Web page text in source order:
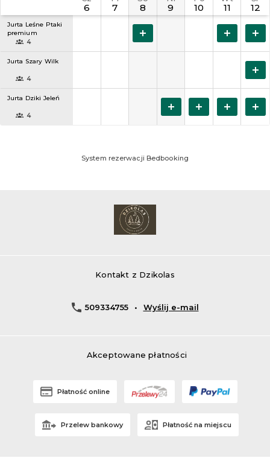
Kontakt z Dzikolas
509334755 • Wyślij e-mail
Akceptowane płatności
Płatność online
Przelew bankowy Płatność na miejscu